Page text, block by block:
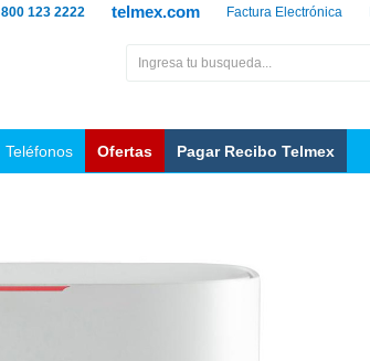
Factura Electrónica
telmex.com
800 123 2222
Teléfonos Ofertas Pagar Recibo Telmex